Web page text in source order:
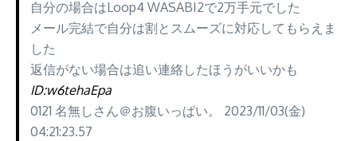
自分の場合はLoop4 WASABI2で2万手元でした
メール完結で自分は割とスムーズに対応してもらえま
した
返信がない場合は追い連絡したほうがいいかも
ID:w6tehaEpa
0121 名無しさん＠お腹いっぱい。 2023/11/03(金)
04:21:23.57